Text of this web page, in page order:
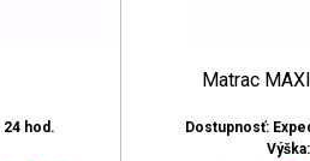
hod.
Matrac
Dostupnosť:
Výška: